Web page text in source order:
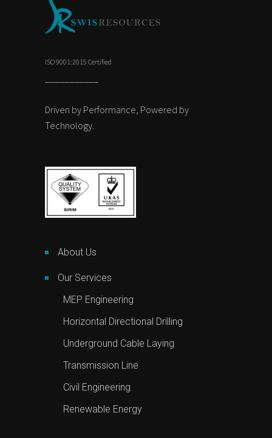
ISO 9001:2015 Certified
Driven by Performance, Powered by
Technology.
About Us
Our Services
MEP Engineering
Horizontal Directional Drilling
Underground Cable Laying
Transmission Line
Civil Engineering
Renewable Energy